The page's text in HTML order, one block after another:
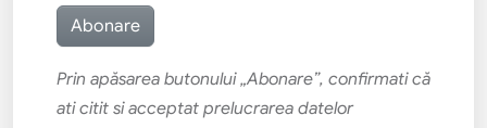
Prin apăsarea butonului „Abonare”, confirmati că
ati citit si acceptat prelucrarea datelor